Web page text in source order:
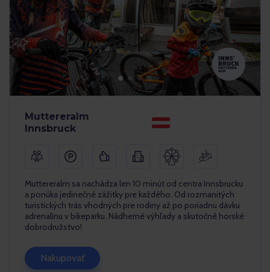
Muttereralm
Innsbruck
Muttereralm sa nachádza len 10 minút od centra Innsbrucku
a ponúka jedinečné zážitky pre každého. Od rozmanitých
turistických trás vhodných pre rodiny až po poriadnu dávku
adrenalínu v bikeparku. Nádherné výhľady a skutočné horské
dobrodružstvo!
Nakupovať